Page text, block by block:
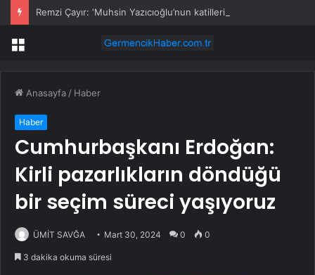
Menü
Anasayfa / Haber
Haber
Cumhurbaşkanı Erdoğan:
Kirli pazarlıkların döndüğü
bir seçim süreci yaşıyoruz
ÜMİT SAVĞA Mart 30, 2024 0 0
3 dakika okuma süresi